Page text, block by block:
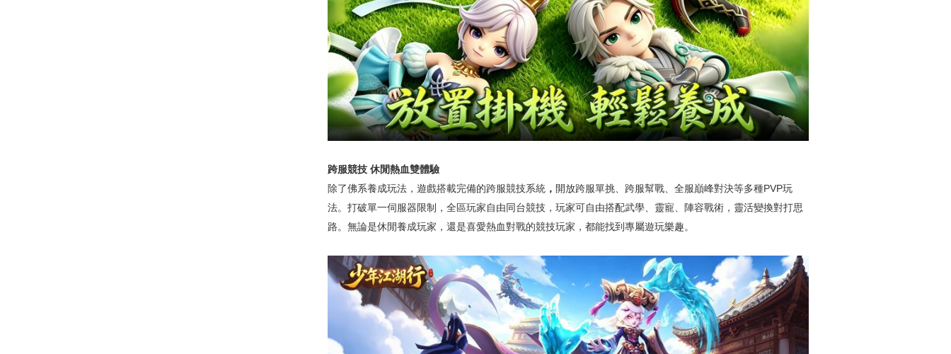
跨服競技 休閒熱血雙體驗
除了佛系養成玩法，遊戲搭載完備的跨服競技系統 ， 開放跨服單挑、跨服幫戰、全服巔峰對決等多種PVP玩
法。打破單一伺服器限制，全區玩家自由同台競技，玩家可自由搭配武學、靈寵、陣容戰術，靈活變換對打思
路。無論是休閒養成玩家，還是喜愛熱血對戰的競技玩家，都能找到專屬遊玩樂趣。